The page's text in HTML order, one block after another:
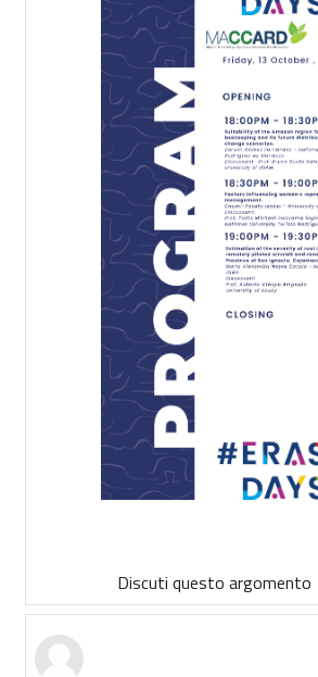
Discuti questo argomento